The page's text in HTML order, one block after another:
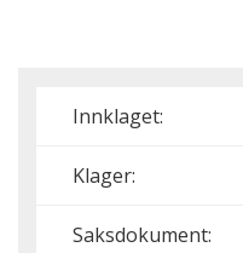
Innklaget:
Klager:
Saksdokument: